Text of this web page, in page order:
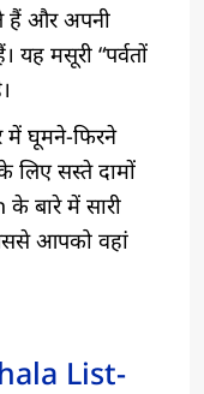
हैं और अपनी
यह मसूरी “पर्वतों
घूमने-फिरने
सस्ते दामों
बारे में सारी
आपको वहां
List-